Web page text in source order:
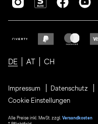
DE AT CH
Impressum Datenschutz
Cookie Einstellungen
Alle Preise inkl. MwSt. zzgl. Versandkosten